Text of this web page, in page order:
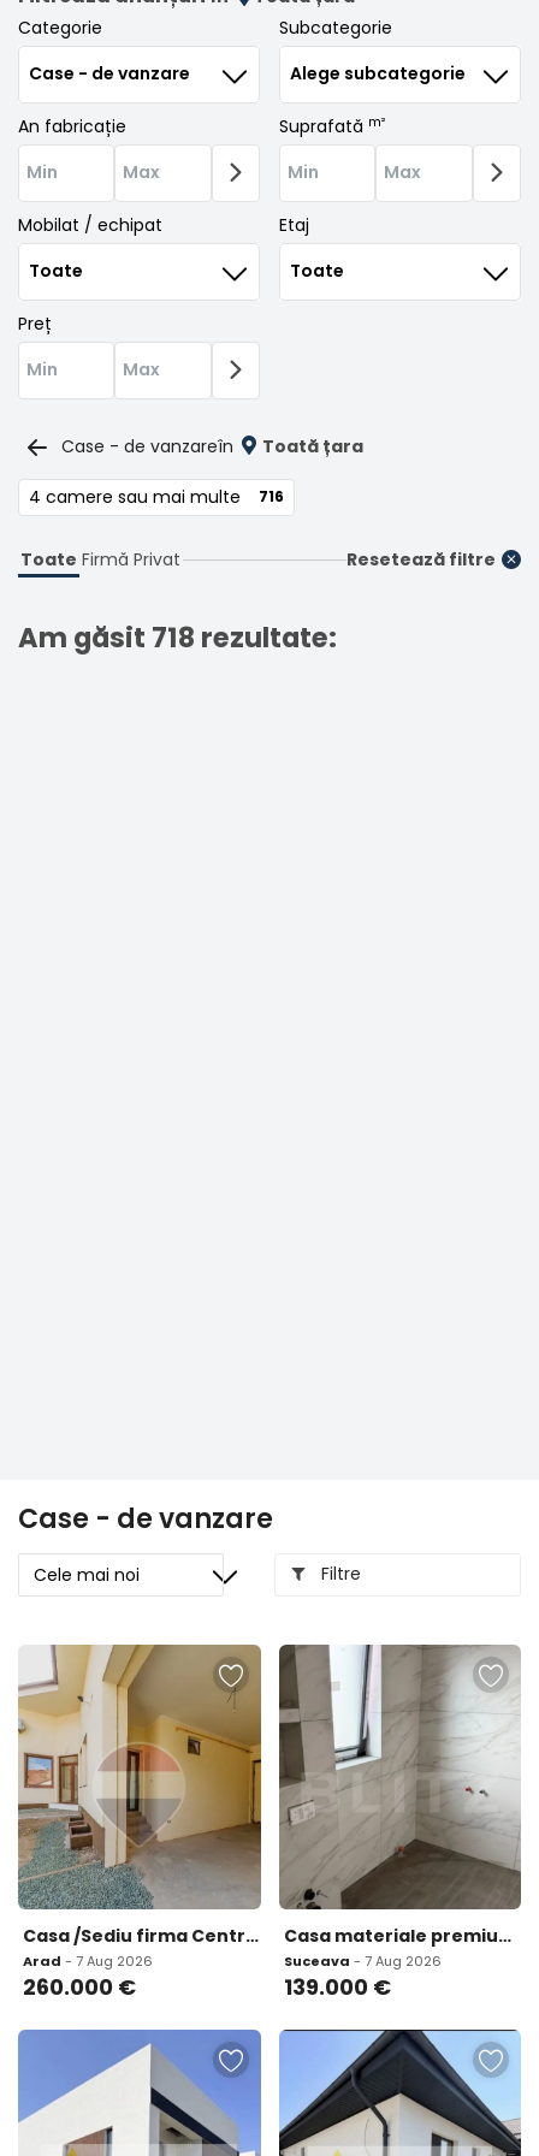
Categorie
Subcategorie
An fabricație Suprafată m²
Mobilat / echipat Etaj
Preț
Case - de vanzareîn Toată țara
4 camere sau mai multe 716
Toate Firmă Privat Resetează filtre
Am găsit 718 rezultate:
Case - de vanzare
Filtre
Casa /Sediu firma Centru zona Piata Catedralei Teren
Arad - 7 Aug 2026
260.000 €
Casa materiale premium 150 mp construiti zona rez
Suceava - 7 Aug 2026
139.000 €